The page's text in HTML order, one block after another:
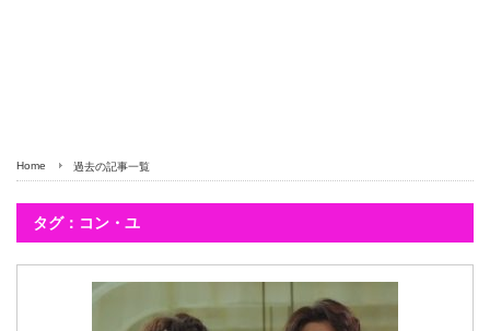
Home 過去の記事一覧
タグ：コン・ユ